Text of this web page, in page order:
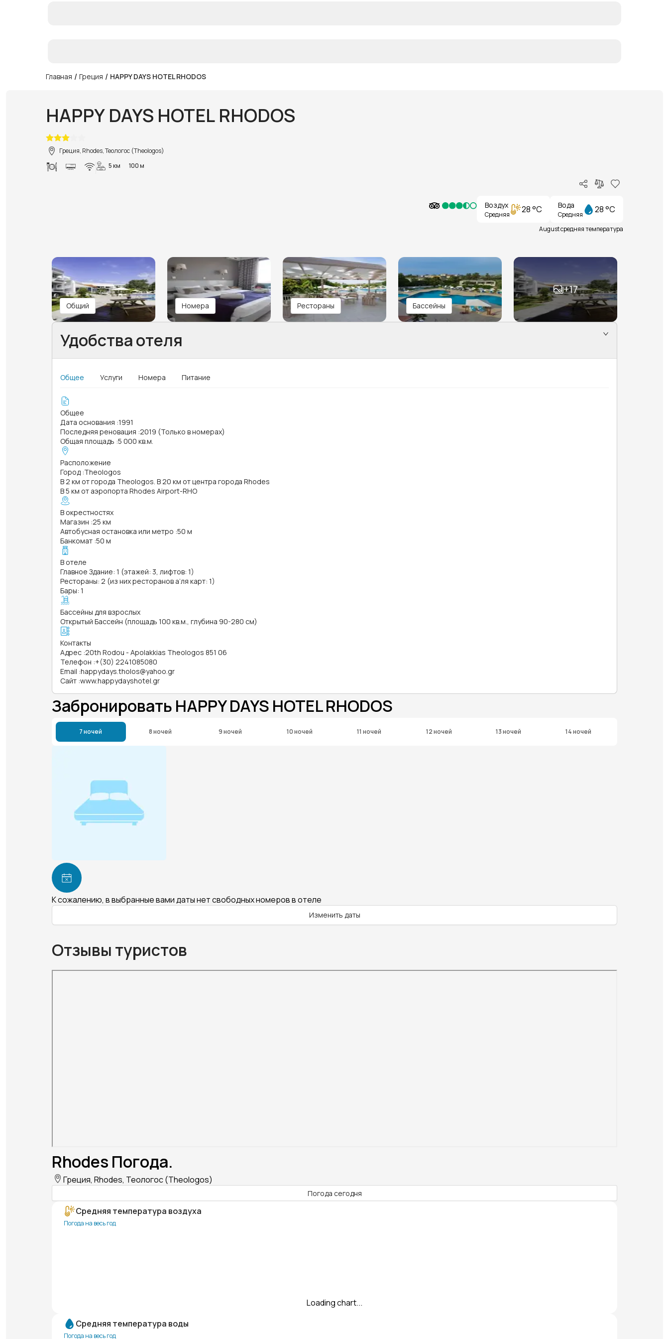
Главная / Греция / HAPPY DAYS HOTEL RHODOS
HAPPY DAYS HOTEL RHODOS
Греция, Rhodes, Теологос (Theologos)
5 км
100 м
Воздух
Средняя 28 °C Вода
Средняя 28 °C
August средняя температура
Общий Номера Рестораны Бассейны
+17
Удобства отеля
Общее Услуги Номера Питание
Общее
Дата основания :1991
Последняя реновация :2019 (Только в номерах)
Общая площадь :5 000 кв.м.
Расположение
Город :Theologos
В 2 км от города Theologos. В 20 км от центра города Rhodes
В 5 км от аэропорта Rhodes Airport-RHO
В окрестностях
Магазин :25 км
Автобусная остановка или метро :50 м
Банкомат :50 м
В отеле
Главное Здание: 1 (этажей: 3, лифтов: 1)
Рестораны: 2 (из них ресторанов а’ля карт: 1)
Бары: 1
Бассейны для взрослых
Открытый Бассейн (площадь 100 кв.м., глубина 90-280 см)
Контакты
Адрес :20th Rodou - Apolakkias Theologos 851 06
Телефон :+(30) 2241085080
Email :happydays.tholos@yahoo.gr
Сайт :www.happydayshotel.gr
Забронировать HAPPY DAYS HOTEL RHODOS
7 ночей 8 ночей 9 ночей 10 ночей 11 ночей 12 ночей 13 ночей 14 ночей
К сожалению, в выбранные вами даты нет свободных номеров в отеле
Изменить даты
Отзывы туристов
Rhodes Погода.
Греция, Rhodes, Теологос (Theologos)
Погода сегодня
Средняя температура воздуха
Погода на весь год
Loading chart...
Средняя температура воды
Погода на весь год